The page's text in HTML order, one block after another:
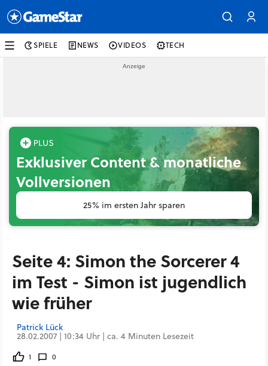
SPIELE NEWS VIDEOS TECH
Exklusiver Content & monatliche
Vollversionen
25% im ersten Jahr sparen
Seite 4: Simon the Sorcerer 4
im Test - Simon ist jugendlich
wie früher
Patrick Lück
28.02.2007 | 10:34 Uhr | ca. 4 Minuten Lesezeit
1 0